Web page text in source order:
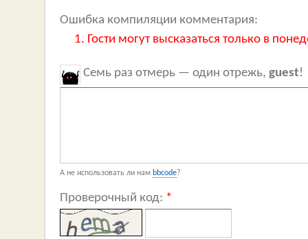
Ошибка компиляции комментария:
Гости могут высказаться только в
Семь раз отмерь — один отрежь, guest!
А не использовать ли нам bbcode?
Проверочный код: *